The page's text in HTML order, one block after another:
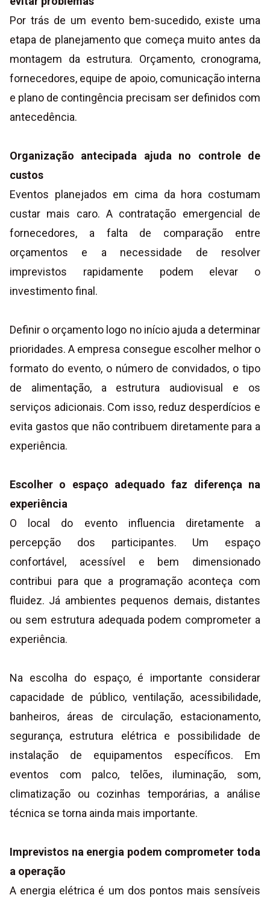
Por trás de um evento bem-sucedido, existe uma
etapa de planejamento que começa muito antes da
montagem da estrutura. Orçamento, cronograma,
fornecedores, equipe de apoio, comunicação interna
e plano de contingência precisam ser definidos com
antecedência.
Organização antecipada ajuda no controle de
custos
Eventos planejados em cima da hora costumam
custar mais caro. A contratação emergencial de
fornecedores, a falta de comparação entre
orçamentos e a necessidade de resolver
imprevistos rapidamente podem elevar o
investimento final.
Definir o orçamento logo no início ajuda a determinar
prioridades. A empresa consegue escolher melhor o
formato do evento, o número de convidados, o tipo
de alimentação, a estrutura audiovisual e os
serviços adicionais. Com isso, reduz desperdícios e
evita gastos que não contribuem diretamente para a
experiência.
Escolher o espaço adequado faz diferença na
experiência
O local do evento influencia diretamente a
percepção dos participantes. Um espaço
confortável, acessível e bem dimensionado
contribui para que a programação aconteça com
fluidez. Já ambientes pequenos demais, distantes
ou sem estrutura adequada podem comprometer a
experiência.
Na escolha do espaço, é importante considerar
capacidade de público, ventilação, acessibilidade,
banheiros, áreas de circulação, estacionamento,
segurança, estrutura elétrica e possibilidade de
instalação de equipamentos específicos. Em
eventos com palco, telões, iluminação, som,
climatização ou cozinhas temporárias, a análise
técnica se torna ainda mais importante.
Imprevistos na energia podem comprometer toda
a operação
A energia elétrica é um dos pontos mais sensíveis